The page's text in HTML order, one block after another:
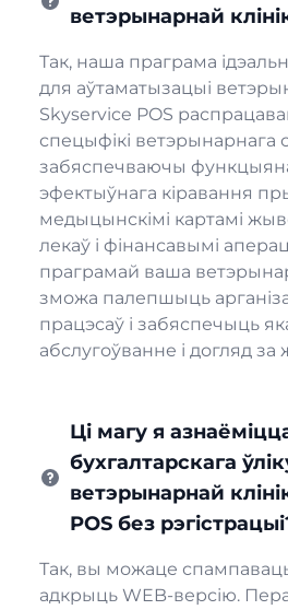
ветэрынарнай
Так, наша праграма
для аўтаматызацыі
Skyservice POS
спецыфікі ветэрынарнага
забяспечваючы
эфектыўнага кіравання
медыцынскімі картамі
лекаў і фінансавымі
праграмай ваша
зможа палепшыць
працэсаў і забяспечыць
абслугоўванне і догляд за
Ці магу я
бухгалтарскага
ветэрынарнай
POS без
Так, вы можаце
адкрыць WEB-версію.